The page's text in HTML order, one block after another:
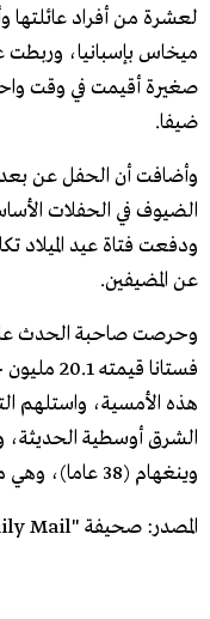
لعشرة من أفراد عائلتها
ضيفا.
وأضافت أن الحفل عن
الضيوف في الحفلات
ودفعت فتاة عيد الميلاد
عن المضيفين.
وحرصت صاحبة الحدث على
هذه الأمسية، واستلهم
الشرق أوسطية الحديثة،
وينغهام (38 عاما)، وهي من خططت أيضا للحفل.
المصدر: صحيفة "Daily Mail" البريطانية